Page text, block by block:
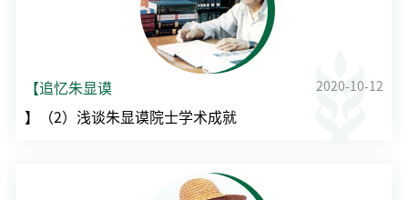
2020-10-12
【追忆朱显谟
】（2）浅谈朱显谟院士学术成就